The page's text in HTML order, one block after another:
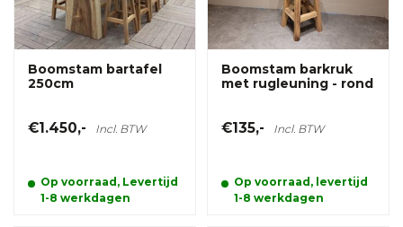
Boomstam bartafel
250cm
€1.450,- Incl. BTW
Op voorraad, Levertijd
1-8 werkdagen
Boomstam barkruk
met rugleuning - rond
€135,- Incl. BTW
Op voorraad, levertijd
1-8 werkdagen